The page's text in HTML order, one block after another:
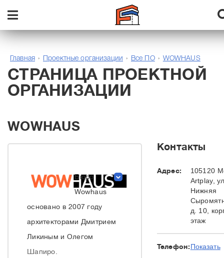
Главная Проектные организации Все ПО WOWHAUS
СТРАНИЦА ПРОЕКТНОЙ
ОРГАНИЗАЦИИ
WOWHAUS
Бюро
Wowhaus
основано в 2007 году
архитекторами Дмитрием
Ликиным и Олегом
Шапиро.
Контакты
Адрес:
105120
Artplay,
Нижняя
д. 10,
этаж
Телефон:Показать